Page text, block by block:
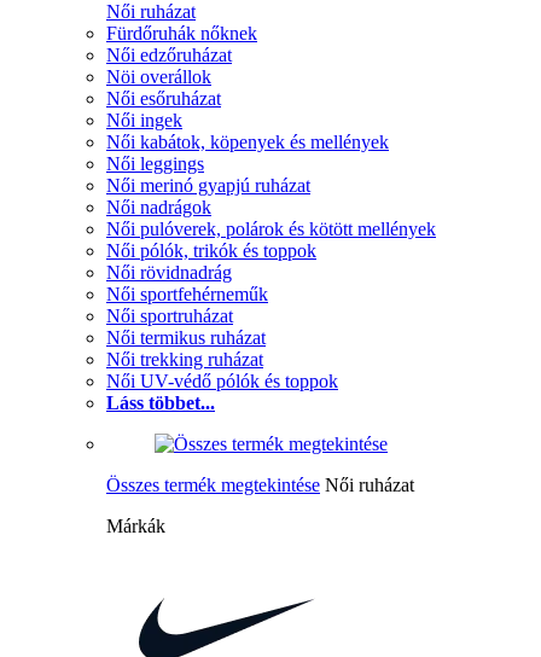
Női ruházat
Fürdőruhák nőknek
Női edzőruházat
Nöi overállok
Női esőruházat
Női ingek
Női kabátok, köpenyek és mellények
Női leggings
Női merinó gyapjú ruházat
Női nadrágok
Női pulóverek, polárok és kötött mellények
Női pólók, trikók és toppok
Női rövidnadrág
Női sportfehérneműk
Női sportruházat
Női termikus ruházat
Női trekking ruházat
Női UV-védő pólók és toppok
Láss többet...
Összes termék megtekintése Női ruházat
Márkák